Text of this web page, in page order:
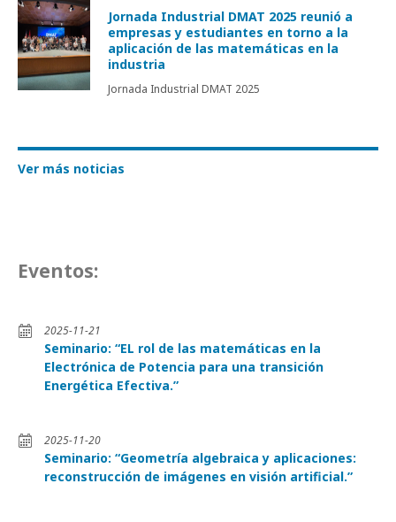
Jornada Industrial DMAT 2025 reunió a
empresas y estudiantes en torno a la
aplicación de las matemáticas en la
industria
Jornada Industrial DMAT 2025
Ver más noticias
Eventos:
2025-11-21
Seminario: “EL rol de las matemáticas en la
Electrónica de Potencia para una transición
Energética Efectiva.”
2025-11-20
Seminario: “Geometría algebraica y aplicaciones:
reconstrucción de imágenes en visión artificial.”